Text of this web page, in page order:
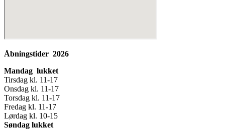
Åbningstider 2026
Mandag lukket
Tirsdag kl. 11-17
Onsdag kl. 11-17
Torsdag kl. 11-17
Fredag kl. 11-17
Lørdag kl. 10-15
Søndag lukket